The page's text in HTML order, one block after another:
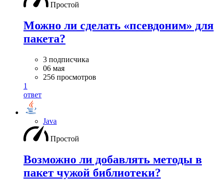
Простой
Можно ли сделать «псевдоним» для
пакета?
3 подписчика
06 мая
256 просмотров
1
ответ
Java
Простой
Возможно ли добавлять методы в
пакет чужой библиотеки?